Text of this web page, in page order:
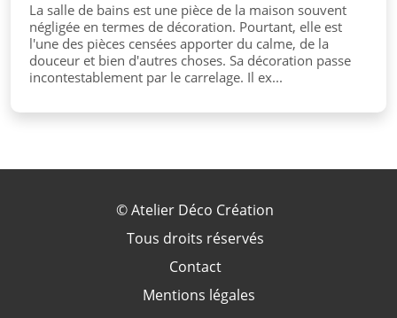
La salle de bains est une pièce de la maison souvent
négligée en termes de décoration. Pourtant, elle est
l'une des pièces censées apporter du calme, de la
douceur et bien d'autres choses. Sa décoration passe
incontestablement par le carrelage. Il ex...
©Atelier Déco Création
Tous droits réservés
Contact
Mentions légales